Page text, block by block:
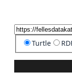
Turtle